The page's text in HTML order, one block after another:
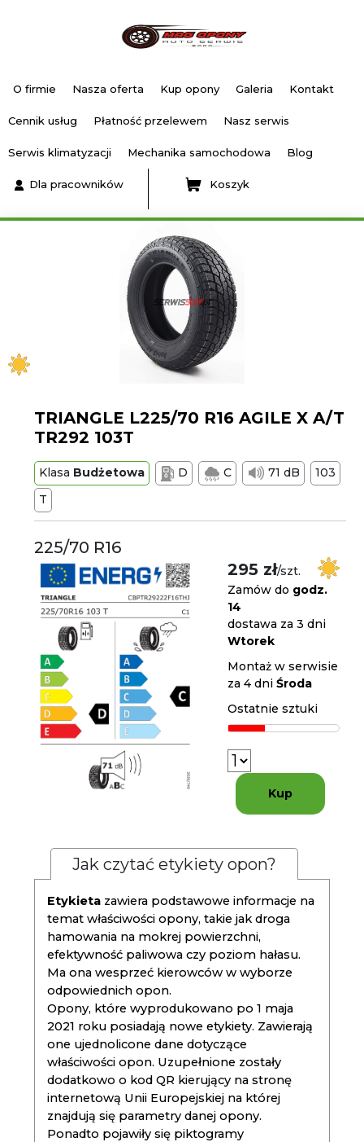
O firmie Nasza oferta Kup opony Galeria Kontakt
Cennik usług Płatność przelewem Nasz serwis
Serwis klimatyzacji Mechanika samochodowa Blog
Dla pracowników Koszyk
TRIANGLE L225/70 R16 AGILE X A/T
TR292 103T
Klasa Budżetowa D C 71 dB
103
T
225/70 R16
295 zł/szt.
Zamów do godz.
14
dostawa za 3 dni
Wtorek
Montaż w serwisie
za 4 dniŚroda
Ostatnie sztuki
Kup
Jak czytać etykiety opon?
Etykieta zawiera podstawowe informacje na
temat właściwości opony, takie jak droga
hamowania na mokrej powierzchni,
efektywność paliwowa czy poziom hałasu.
Ma ona wesprzeć kierowców w wyborze
odpowiednich opon.
Opony, które wyprodukowano po 1 maja
2021 roku posiadają nowe etykiety. Zawierają
one ujednolicone dane dotyczące
właściwości opon. Uzupełnione zostały
dodatkowo o kod QR kierujący na stronę
internetową Unii Europejskiej na której
znajdują się parametry danej opony.
Ponadto pojawiły się piktogramy